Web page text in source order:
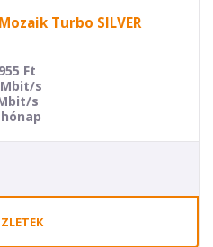
Mozaik Turbo SILVER
Ft
s
s